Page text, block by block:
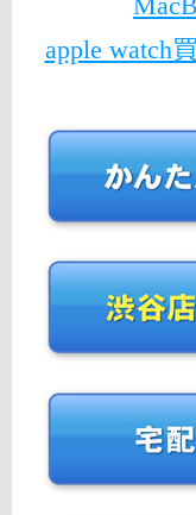
apple watch